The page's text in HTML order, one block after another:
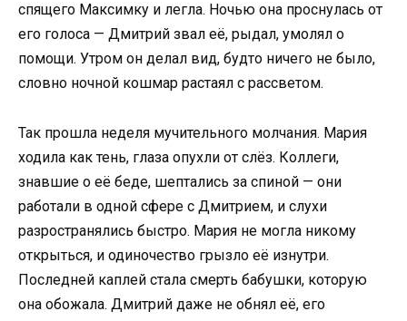
спящего Максимку и легла. Ночью она проснулась от
его голоса — Дмитрий звал её, рыдал, умолял о
помощи. Утром он делал вид, будто ничего не было,
словно ночной кошмар растаял с рассветом.
Так прошла неделя мучительного молчания. Мария
ходила как тень, глаза опухли от слёз. Коллеги,
знавшие о её беде, шептались за спиной — они
работали в одной сфере с Дмитрием, и слухи
разространялись быстро. Мария не могла никому
открыться, и одиночество грызло её изнутри.
Последней каплей стала смерть бабушки, которую
она обожала. Дмитрий даже не обнял её, его